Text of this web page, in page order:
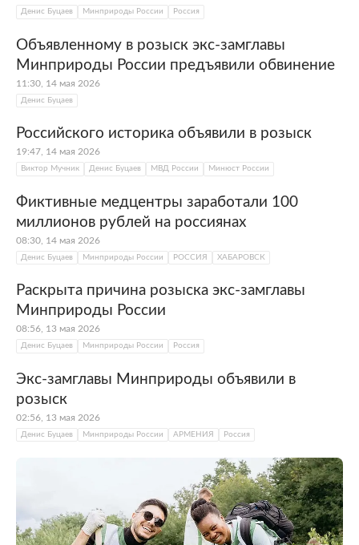
Денис Буцаев Минприроды России Россия
Объявленному в розыск экс-замглавы
Минприроды России предъявили обвинение
11:30, 14 мая 2026
Денис Буцаев
Российского историка объявили в розыск
19:47, 14 мая 2026
Виктор Мучник Денис Буцаев МВД России Минюст России
Фиктивные медцентры заработали 100
миллионов рублей на россиянах
08:30, 14 мая 2026
Денис Буцаев Минприроды России РОССИЯ ХАБАРОВСК
Раскрыта причина розыска экс-замглавы
Минприроды России
08:56, 13 мая 2026
Денис Буцаев Минприроды России Россия
Экс-замглавы Минприроды объявили в
розыск
02:56, 13 мая 2026
Денис Буцаев Минприроды России АРМЕНИЯ Россия